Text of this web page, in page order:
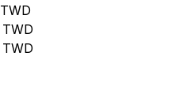
TWD
TWD
TWD